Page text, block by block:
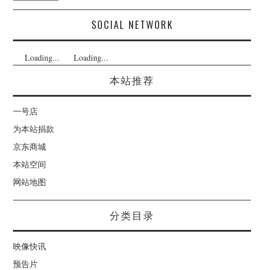
SOCIAL NETWORK
Loading... Loading...
本站推荐
一号店
为本站捐款
京东商城
本站空间
网站地图
分类目录
映像快讯
预告片